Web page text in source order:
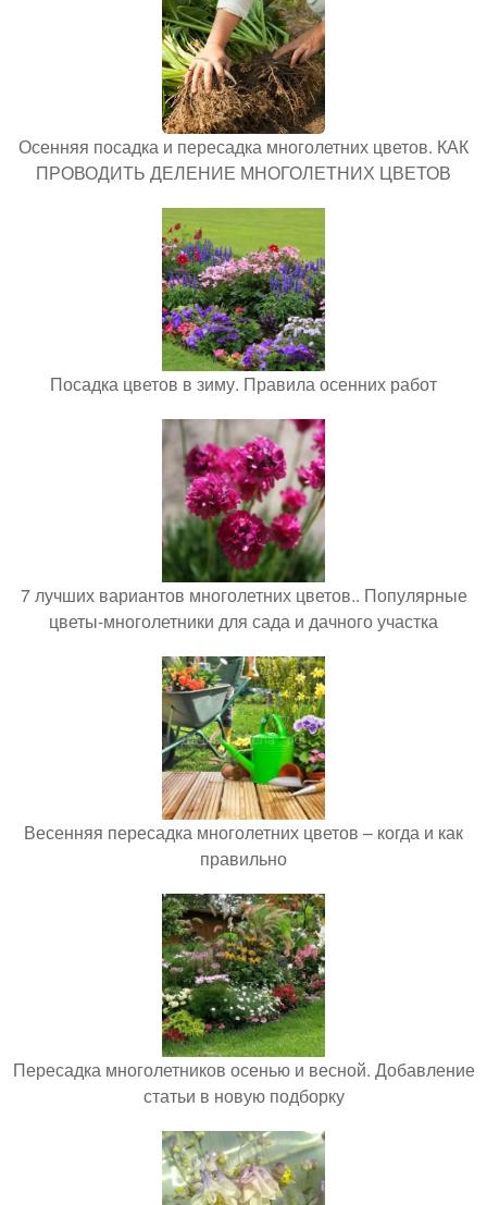
Осенняя посадка и пересадка многолетних цветов. КАК
ПРОВОДИТЬ ДЕЛЕНИЕ МНОГОЛЕТНИХ ЦВЕТОВ
Посадка цветов в зиму. Правила осенних работ
7 лучших вариантов многолетних цветов.. Популярные
цветы-многолетники для сада и дачного участка
Весенняя пересадка многолетних цветов – когда и как
правильно
Пересадка многолетников осенью и весной. Добавление
статьи в новую подборку